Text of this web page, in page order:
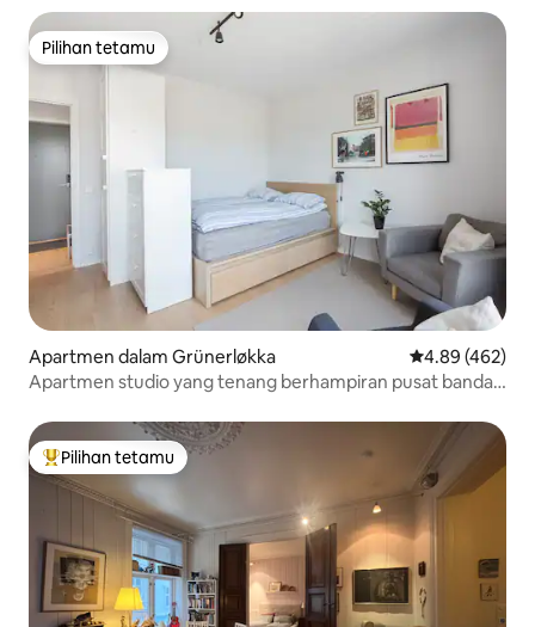
Pilihan tetamu
Pilihan tetamu
Apartmen dalam Grünerløkka Penarafan
4.89 (462)
Apartmen studio yang tenang berhampiran pusat bandar
Pilihan utama tetamu
Pilihan tetamu